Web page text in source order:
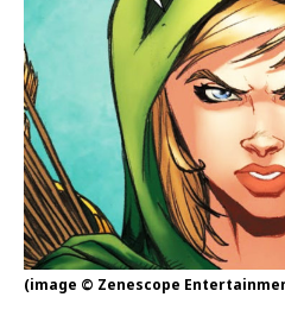
(image © Zenescope